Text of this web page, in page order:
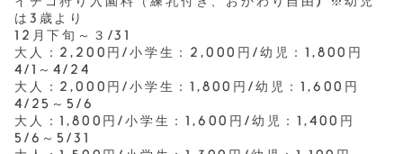
は3歳より
12月下旬～３/31
大人：2,200円/小学生：2,000円/幼児：1,800円
4/1～4/24
大人：2,000円/小学生：1,800円/幼児：1,600円
4/25～5/6
大人：1,800円/小学生：1,600円/幼児：1,400円
5/6～5/31